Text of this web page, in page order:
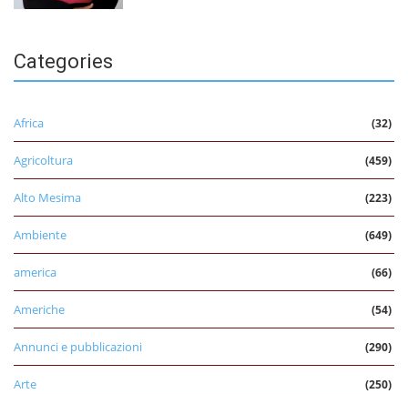
Categories
Africa (32)
Agricoltura (459)
Alto Mesima (223)
Ambiente (649)
america (66)
Americhe (54)
Annunci e pubblicazioni (290)
Arte (250)